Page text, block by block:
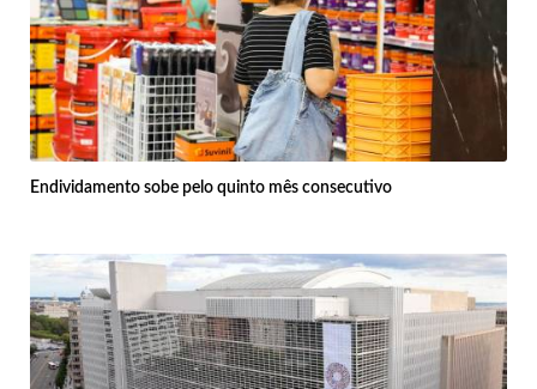
Endividamento sobe pelo quinto mês consecutivo